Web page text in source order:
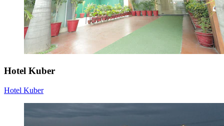
Hotel Kuber
Hotel Kuber